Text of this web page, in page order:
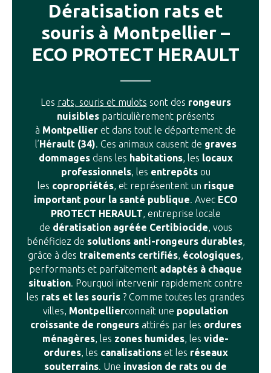
Dératisation rats et
souris à Montpellier –
ECO PROTECT HERAULT
Les rats, souris et mulots sont des rongeurs
nuisiblesparticulièrement présents
à Montpellier et dans tout le département de
l’Hérault (34). Ces animaux causent de graves
dommagesdans les habitations, les locaux
professionnels, les entrepôtsou
les copropriétés, et représentent un risque
important pour la santé publique. Avec ECO
PROTECT HERAULT, entreprise locale
de dératisation agréée Certibiocide, vous
bénéficiez de solutions anti-rongeurs durables,
grâce à des traitements certifiés, écologiques,
performants et parfaitement adaptés à chaque
situation. Pourquoi intervenir rapidement contre
les rats et les souris ? Comme toutes les grandes
villes, Montpellierconnaît une population
croissante de rongeursattirés par les ordures
ménagères, les zones humides, les vide-
ordures, les canalisationset les réseaux
souterrains. Une invasion de rats ou de